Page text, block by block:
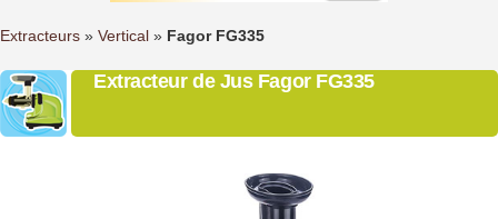
Extracteurs » Vertical » Fagor FG335
Extracteur de Jus Fagor FG335